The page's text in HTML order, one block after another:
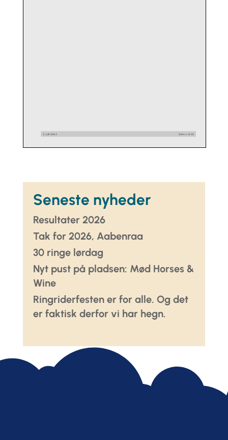
Seneste nyheder
Resultater 2026
Tak for 2026, Aabenraa
30 ringe lørdag
Nyt pust på pladsen: Mød Horses &
Wine
Ringriderfesten er for alle. Og det
er faktisk derfor vi har hegn.